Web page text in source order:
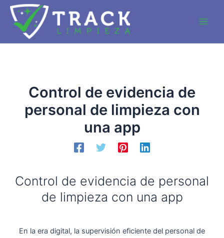
contenido
Control de evidencia de
personal de limpieza con
una app
Control de evidencia de personal
de limpieza con una app
En la era digital, la supervisión eficiente del personal de